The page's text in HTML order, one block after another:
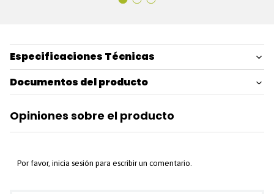
Especificaciones Técnicas
Documentos del producto
Opiniones sobre el producto
Por favor, inicia sesión para escribir un comentario.